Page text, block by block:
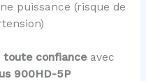
puissance (risque de
toute confianceavec
900HD-5P